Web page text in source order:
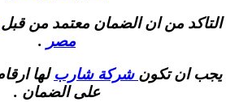
التاكد من ان الضمان معتمد من
مصر .
يجب ان تكون شركة شارب لها
على الضمان .